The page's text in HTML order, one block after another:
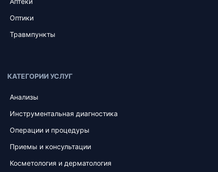
Оптики
Травмпункты
КАТЕГОРИИ УСЛУГ
Анализы
Инструментальная диагностика
Операции и процедуры
Приемы и консультации
Косметология и дерматология